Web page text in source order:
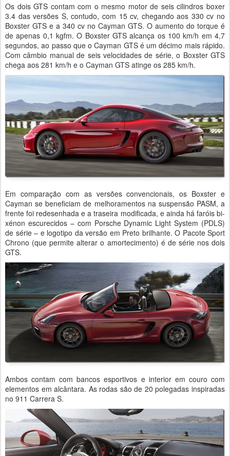
Os dois GTS contam com o mesmo motor de seis cilindros boxer
3.4 das versões S, contudo, com 15 cv, chegando aos 330 cv no
Boxster GTS e a 340 cv no Cayman GTS. O aumento do torque é
de apenas 0,1 kgfm. O Boxster GTS alcança os 100 km/h em 4,7
segundos, ao passo que o Cayman GTS é um décimo mais rápido.
Com câmbio manual de seis velocidades de série, o Boxster GTS
chega aos 281 km/h e o Cayman GTS atinge os 285 km/h.
Em comparação com as versões convencionais, os Boxster e
Cayman se beneficiam de melhoramentos na suspensão PASM, a
frente foi redesenhada e a traseira modificada, e ainda há faróis bi-
xénon escurecidos – com Porsche Dynamic Light System (PDLS)
de série – e logotipo da versão em Preto brilhante. O Pacote Sport
Chrono (que permite alterar o amortecimento) é de série nos dois
GTS.
Ambos contam com bancos esportivos e interior em couro com
elementos em alcântara. As rodas são de 20 polegadas inspiradas
no 911 Carrera S.